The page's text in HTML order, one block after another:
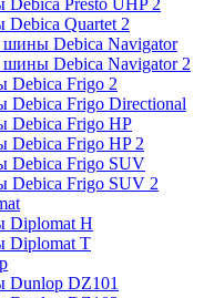
Presto UHP 2
Quartet 2
шины Debica Navigator
шины Debica Navigator 2
Frigo 2
Frigo Directional
Debica Frigo HP
Frigo HP 2
Debica Frigo SUV
Debica Frigo SUV 2
Diplomat H
Diplomat T
DZ101